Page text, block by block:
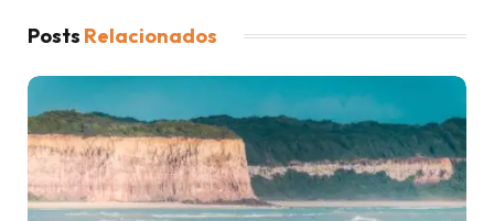
Posts Relacionados